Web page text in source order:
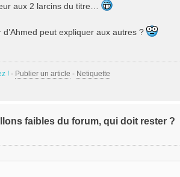
aux 2 larcins du titre…
peut expliquer aux autres ?
! - Publier un article - Netiquette
faibles du forum, qui doit rester ?